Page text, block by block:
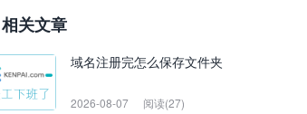
相关文章
域名注册完怎么保存文件夹
2026-08-07 阅读(27)